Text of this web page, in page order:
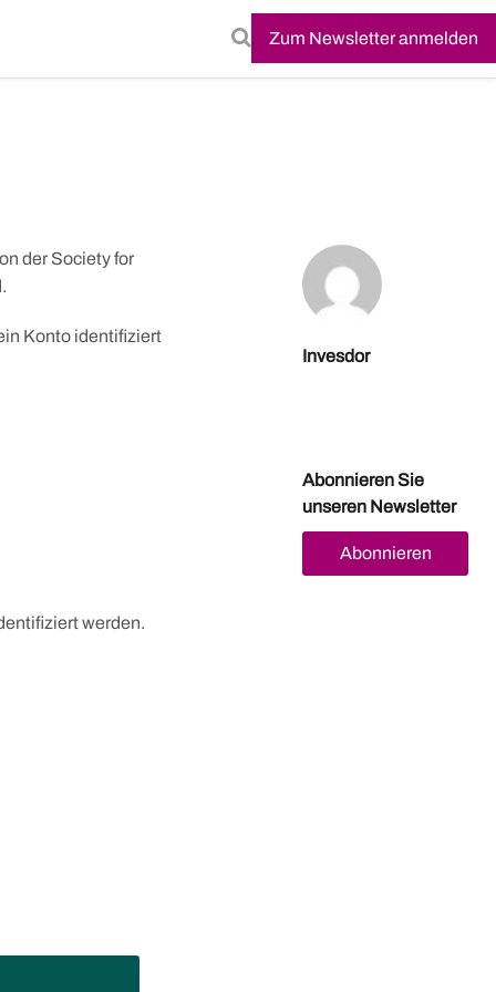
Zum Newsletter anmelden
der Society for
Konto identifiziert
werden.
Invesdor
Abonnieren Sie
unseren Newsletter
Abonnieren